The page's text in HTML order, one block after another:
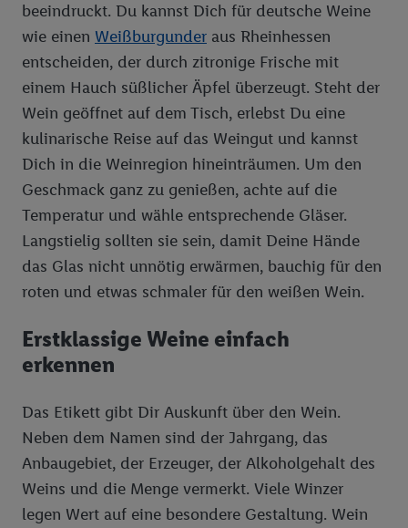
beeindruckt. Du kannst Dich für deutsche Weine
wie einen Weißburgunder aus Rheinhessen
entscheiden, der durch zitronige Frische mit
einem Hauch süßlicher Äpfel überzeugt. Steht der
Wein geöffnet auf dem Tisch, erlebst Du eine
kulinarische Reise auf das Weingut und kannst
Dich in die Weinregion hineinträumen. Um den
Geschmack ganz zu genießen, achte auf die
Temperatur und wähle entsprechende Gläser.
Langstielig sollten sie sein, damit Deine Hände
das Glas nicht unnötig erwärmen, bauchig für den
roten und etwas schmaler für den weißen Wein.
Erstklassige Weine einfach
erkennen
Das Etikett gibt Dir Auskunft über den Wein.
Neben dem Namen sind der Jahrgang, das
Anbaugebiet, der Erzeuger, der Alkoholgehalt des
Weins und die Menge vermerkt. Viele Winzer
legen Wert auf eine besondere Gestaltung. Wein
Zudem erlauben Sie uns, der Utiq SA/NV („Utiq“) und
IhremTelekommunikationsnetzbetreiber, die Utiq-Technologie
in den Lidl-Diensten einzusetzen. Utiq prüft zunächst anhand
Ihrer IP-Adresse, ob die Technologie für Sie verfügbar ist.
Wenn das der Fall ist, gibt Utiq Ihre IP-Adresse an Ihren
Netzbetreiber weiter, der anhand der IP-Adresse und einer
Kundenkonto-Referenz, wie z.B. Ihrer Mobilfunknummer, eine
Kennung für Utiq erstellt. Wir werden diese Kennung
verwenden, um Sie wiederzuerkennen und Erkenntnisse über
Ihr Nutzungsverhalten in den Lidl-Diensten zu erfassen.
Insbesondere können Sie mittels dieser Technologie auch auf
Diensten wiedererkannt werden, die von Dritten betrieben
werden, damit wir Ihnen dort personalisierte Werbung
ausspielen können. Sie können Ihre Einwilligung speziell zur
erläuterten Möglichkeit, Ihre Einwilligung generell zu
widerrufen - jederzeit auch über
Telekommunikations-basierten Utiq-Technologie für digitales
Marketing“ am unteren Ende dieser Einwilligung (nur für die
Lidl-Dienste) widerrufen. Weitere Informationen finden Sie in
denDatenschutzbestimmungen von Utiq.
Durch einen Klick auf „Ablehnen“ können Sie nur den Einsatz
notwendiger Techniken zulassen. Durch einen Klick auf